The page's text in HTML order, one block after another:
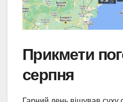
Прикмети
серпня